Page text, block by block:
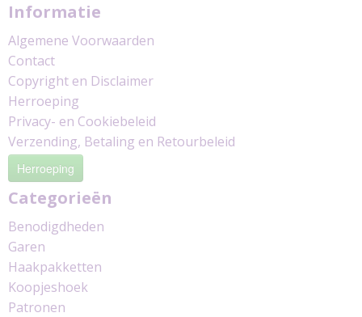
Informatie
Algemene Voorwaarden
Contact
Copyright en Disclaimer
Herroeping
Privacy- en Cookiebeleid
Verzending, Betaling en Retourbeleid
Herroeping
Categorieën
Benodigdheden
Garen
Haakpakketten
Koopjeshoek
Patronen